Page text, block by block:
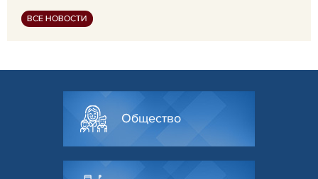
ВСЕ НОВОСТИ
Общество